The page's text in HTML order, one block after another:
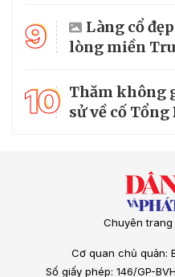
9
Làng cổ
lòng miền
10 Thăm không
sử về cố
Chuyên trang
Cơ quan chủ quản:
Số giấy phép: 146/GP-